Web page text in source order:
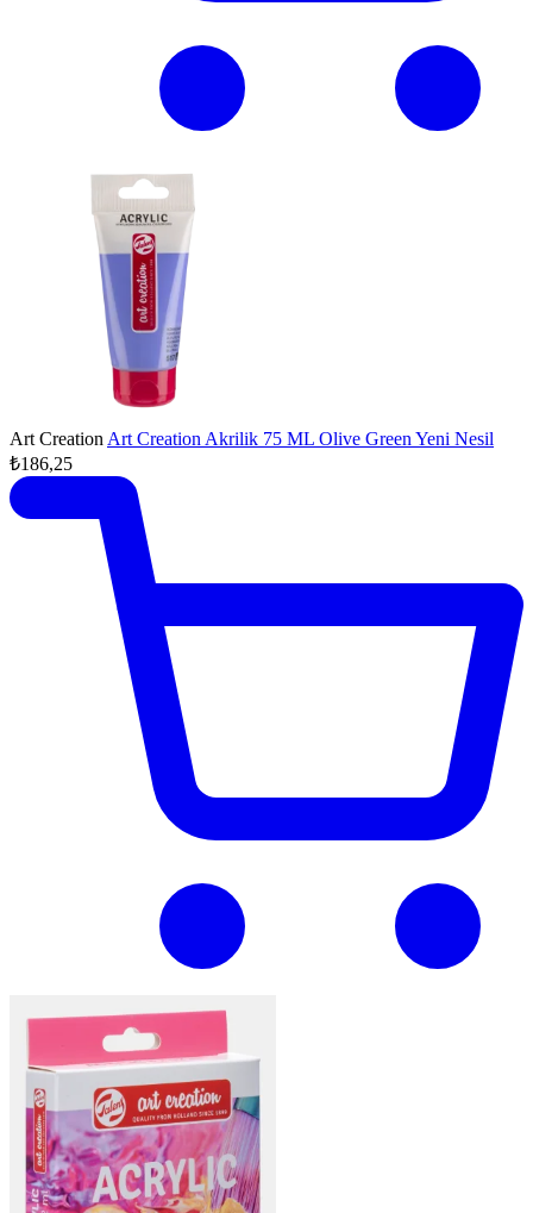
Art Creation Art Creation Akrilik 75 ML Olive Green Yeni Nesil
₺186,25